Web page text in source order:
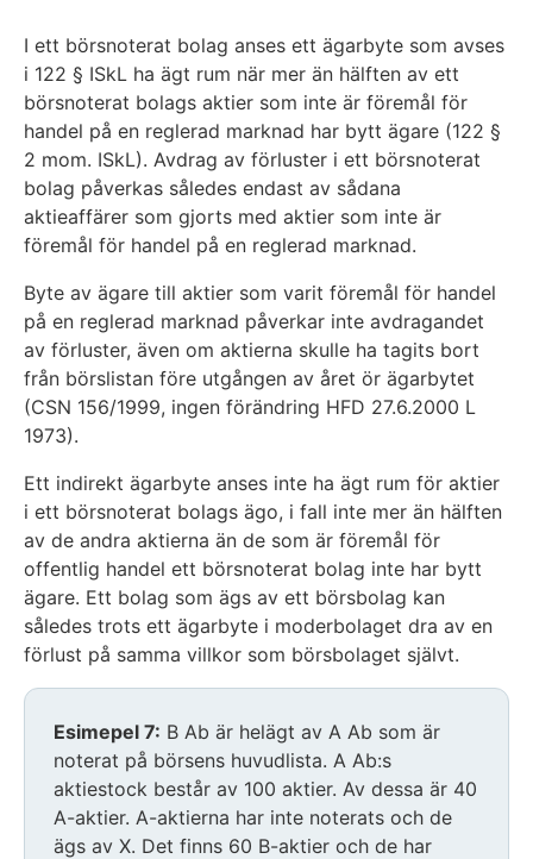
I ett börsnoterat bolag anses ett ägarbyte som avses
i 122 § ISkL ha ägt rum när mer än hälften av ett
börsnoterat bolags aktier som inte är föremål för
handel på en reglerad marknad har bytt ägare (122 §
2 mom. ISkL). Avdrag av förluster i ett börsnoterat
bolag påverkas således endast av sådana
aktieaffärer som gjorts med aktier som inte är
föremål för handel på en reglerad marknad.
Byte av ägare till aktier som varit föremål för handel
på en reglerad marknad påverkar inte avdragandet
av förluster, även om aktierna skulle ha tagits bort
från börslistan före utgången av året ör ägarbytet
(CSN 156/1999, ingen förändring HFD 27.6.2000 L
1973).
Ett indirekt ägarbyte anses inte ha ägt rum för aktier
i ett börsnoterat bolags ägo, i fall inte mer än hälften
av de andra aktierna än de som är föremål för
offentlig handel ett börsnoterat bolag inte har bytt
ägare. Ett bolag som ägs av ett börsbolag kan
således trots ett ägarbyte i moderbolaget dra av en
förlust på samma villkor som börsbolaget självt.
Esimepel 7: B Ab är helägt av A Ab som är
noterat på börsens huvudlista. A Ab:s
aktiestock består av 100 aktier. Av dessa är 40
A-aktier. A-aktierna har inte noterats och de
ägs av X. Det finns 60 B-aktier och de har